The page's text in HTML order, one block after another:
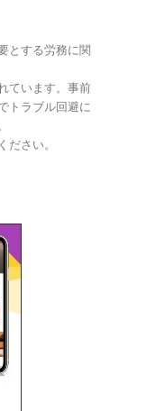
とする労務に関
ています。事前
トラブル回避に
ださい。